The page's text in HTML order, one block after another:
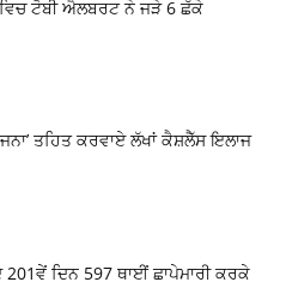
ਟੋਬੀ ਐਲਬਰਟ ਨੇ ਜੜੇ 6 ਛੱਕੇ
ਤਹਿਤ ਕਰਵਾਏ ਲੱਖਾਂ ਕੈਸ਼ਲੈੱਸ ਇਲਾਜ
201ਵੇਂ ਦਿਨ 597 ਥਾਈਂ ਛਾਪੇਮਾਰੀ ਕਰਕੇ